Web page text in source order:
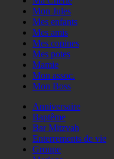
Mon Jules
Mes enfants
Mes amis
Mes copines
Mes potes
Mamie
Mon assoc.
Mon Boss
Anniversaire
Baptême
Bar Mitzvah
Enterrements de vie
Groupe